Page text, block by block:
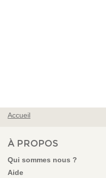
VOUS ÊTES ICI
Accueil
À PROPOS
Qui sommes nous ?
Aide